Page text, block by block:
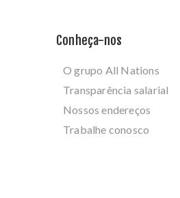
Conheça-nos
O grupo All Nations
Transparência salarial
Nossos endereços
Trabalhe conosco